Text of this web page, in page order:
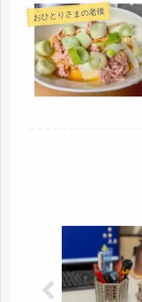
おひとりさまの老後